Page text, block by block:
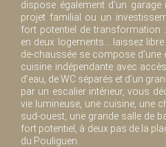
dispose également d’un
projet familial ou un
fort potentiel de transformation
en deux logements… laissez
de-chaussée se compose d’une
cuisine indépendante avec
d’eau, de WC séparés et d’un
par un escalier intérieur, vous
vie lumineuse, une cuisine, une
sud-ouest, une grande salle de
fort potentiel, à deux pas de la
du Pouliguen.